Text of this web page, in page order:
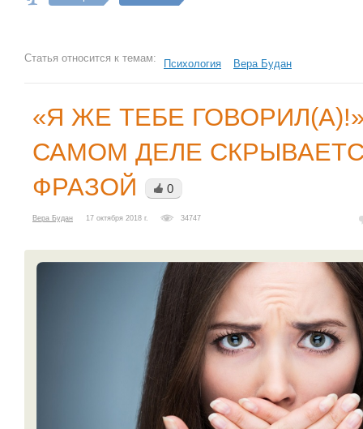
Статья относится к темам: Психология Вера Будан
«Я ЖЕ ТЕБЕ
САМОМ ДЕЛЕ
ФРАЗОЙ
0
Вера Будан 17 октября 2018 г. 34747